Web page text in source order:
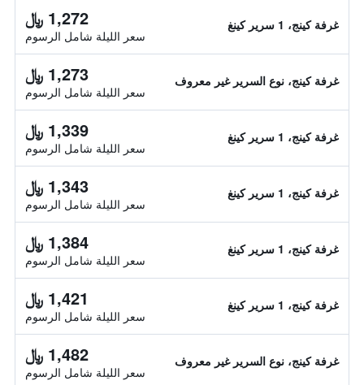
غرفة كينج، 1 سرير كينغ 1,272 ﷼
سعر الليلة شامل الرسوم
غرفة كينج، نوع السرير غير معروف 1,273 ﷼
سعر الليلة شامل الرسوم
غرفة كينج، 1 سرير كينغ 1,339 ﷼
سعر الليلة شامل الرسوم
غرفة كينج، 1 سرير كينغ 1,343 ﷼
سعر الليلة شامل الرسوم
غرفة كينج، 1 سرير كينغ 1,384 ﷼
سعر الليلة شامل الرسوم
غرفة كينج، 1 سرير كينغ 1,421 ﷼
سعر الليلة شامل الرسوم
غرفة كينج، نوع السرير غير معروف 1,482 ﷼
سعر الليلة شامل الرسوم